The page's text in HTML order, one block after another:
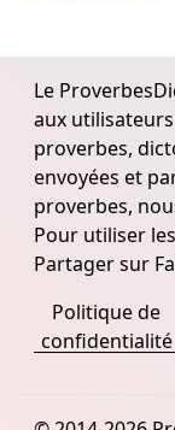
Le
aux
proverbes,
envoyées et
proverbes,
Pour utiliser
Partager sur
Politique de
confidentialité